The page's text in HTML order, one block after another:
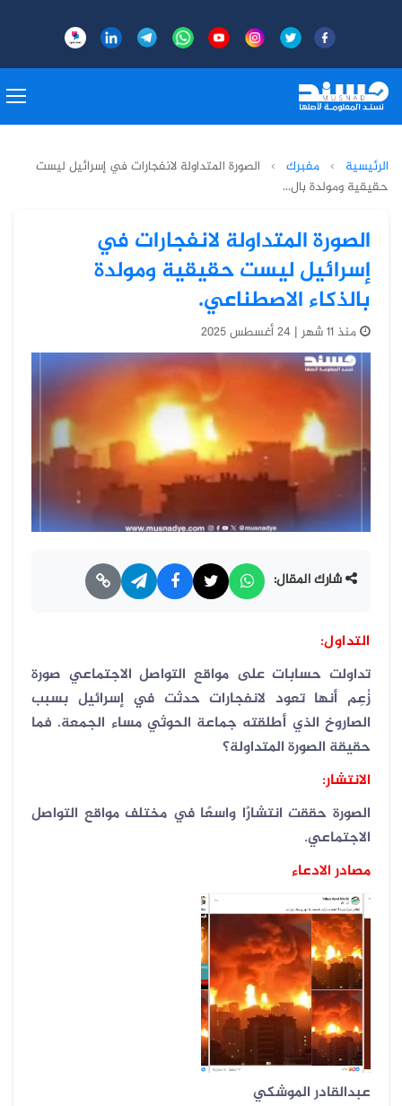
الرئيسية › مفبرك › الصورة المتداولة لانفجارات في إسرائيل ليست
حقيقية ومولدة بال...
الصورة المتداولة لانفجارات في
إسرائيل ليست حقيقية ومولدة
بالذكاء الاصطناعي.
منذ 11 شهر | 24 أغسطس 2025
شارك المقال:
التداول:
تداولت حسابات على مواقع التواصل الاجتماعي صورة
زُعِم أنها تعود لانفجارات حدثت في إسرائيل بسبب
الصاروخ الذي أطلقته جماعة الحوثي مساء الجمعة. فما
حقيقة الصورة المتداولة؟
الانتشار:
الصورة حققت انتشارًا واسعًا في مختلف مواقع التواصل
الاجتماعي.
مصادر الادعاء
عبدالقادر الموشكي